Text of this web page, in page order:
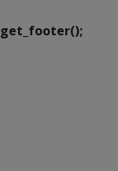
get_footer();